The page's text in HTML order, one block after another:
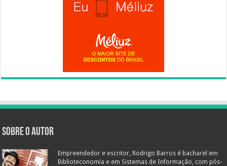
Sobre o autor
Empreendedor e escritor, Rodrigo Barros é bacharel em
Biblioteconomia e em Sistemas de Informação, com pós-